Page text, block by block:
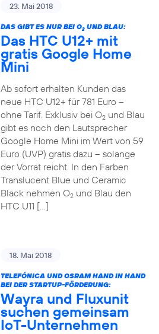
23. Mai 2018
DAS GIBT ES NUR BEI O2UND BLAU:
Das HTC U12+ mit
gratis Google Home
Mini
Ab sofort erhalten Kunden das
neue HTC U12+ für 781 Euro –
ohne Tarif. Exklusiv bei O2und Blau
gibt es noch den Lautsprecher
Google Home Mini im Wert von 59
Euro (UVP) gratis dazu – solange
der Vorrat reicht. In den Farben
Translucent Blue und Ceramic
Black nehmen O2und Blau den
HTC U11 […]
18. Mai 2018
TELEFÓNICA UND OSRAM HAND IN HAND
BEI DER STARTUP-FÖRDERUNG:
Wayra und Fluxunit
suchen gemeinsam
IoT-Unternehmen